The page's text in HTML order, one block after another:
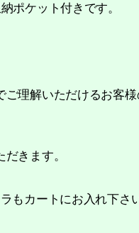
ポケット付きです。
理解いただけるお客
きます。
もカートにお入れ下さい